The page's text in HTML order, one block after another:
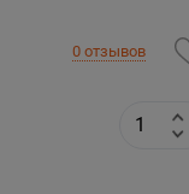
0 отзывов